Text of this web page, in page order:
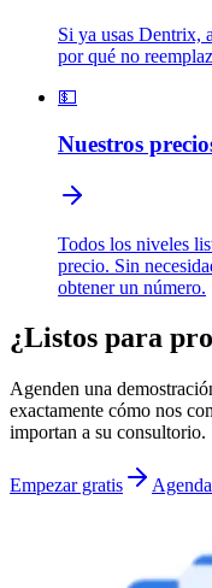
Si ya usas Dentrix,
por qué no
💵
Nuestros
Todos los niveles
precio. Sin
obtener un número.
¿Listos para
Agenden una
exactamente cómo nos
importan a su consultorio.
Empezar gratis